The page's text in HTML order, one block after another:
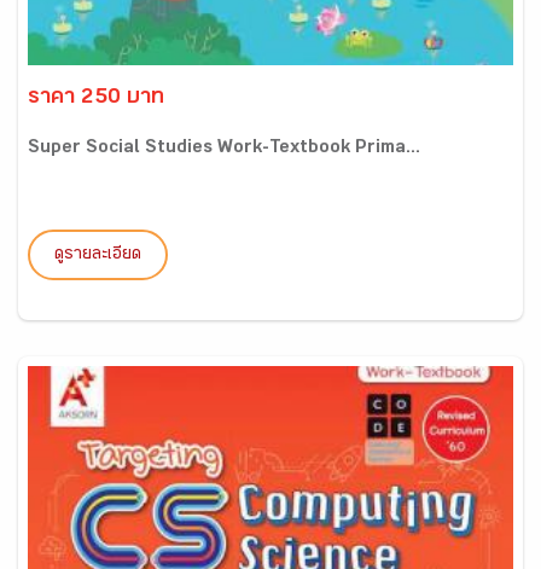
ราคา 250 บาท
Super Social Studies Work-Textbook Prima...
ดูรายละเอียด